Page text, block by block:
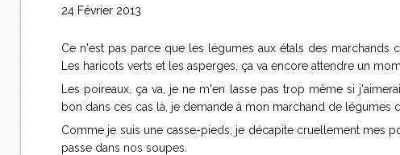
24 Février 2013
Ce n'est pas parce que les légumes aux étals des
Les haricots verts et les asperges, ça va encore attendre un
Les poireaux, ça va, je ne m'en lasse pas trop même si
bon dans ces cas là, je demande à mon marchand de légumes
Comme je suis une casse-pieds, je décapite cruellement mes
passe dans nos soupes.